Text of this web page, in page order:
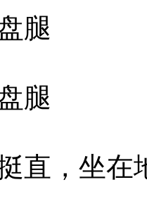
腿
腿
，坐在